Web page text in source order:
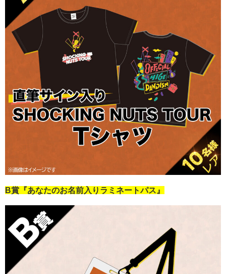
B賞『あなたのお名前入りラミネートパス』